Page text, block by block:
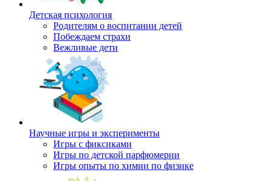
Детская психология
Родителям о воспитании детей
Побеждаем страхи
Вежливые дети
Научные игры и эксперименты
Игры с фиксиками
Игры по детской парфюмерии
Игры опыты по химии по физике